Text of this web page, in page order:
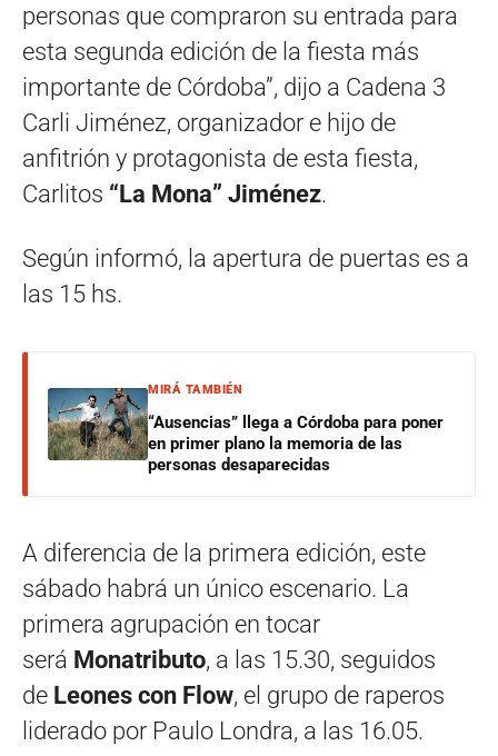
personas que compraron su entrada para
esta segunda edición de la fiesta más
importante de Córdoba”, dijo a Cadena 3
Carli Jiménez, organizador e hijo de
anfitrión y protagonista de esta fiesta,
Carlitos “La Mona” Jiménez.
Según informó, la apertura de puertas es a
las 15 hs.
MIRÁ TAMBIÉN
“Ausencias” llega a Córdoba para poner
en primer plano la memoria de las
personas desaparecidas
A diferencia de la primera edición, este
sábado habrá un único escenario. La
primera agrupación en tocar
será Monatributo, a las 15.30, seguidos
de Leones con Flow, el grupo de raperos
liderado por Paulo Londra, a las 16.05.